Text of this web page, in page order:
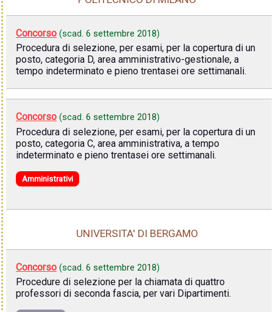
Concorso (scad. 6 settembre 2018)
Procedura di selezione, per esami, per la copertura di un
posto, categoria D, area amministrativo-gestionale, a
tempo indeterminato e pieno trentasei ore settimanali.
Concorso (scad. 6 settembre 2018)
Procedura di selezione, per esami, per la copertura di un
posto, categoria C, area amministrativa, a tempo
indeterminato e pieno trentasei ore settimanali.
Amministrativi
UNIVERSITA' DI BERGAMO
Concorso (scad. 6 settembre 2018)
Procedure di selezione per la chiamata di quattro
professori di seconda fascia, per vari Dipartimenti.